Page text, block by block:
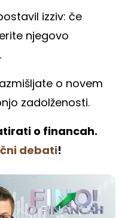
izziv: če
njegovo
o novem
zadolženosti.
o financah.
debati!